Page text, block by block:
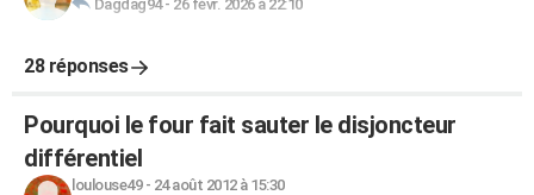
Dagdag94- 26 févr. 2026 à 22:10
28 réponses
Pourquoi le four fait sauter le disjoncteur
différentiel
loulouse49- 24 août 2012 à 15:30